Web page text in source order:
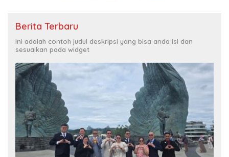
Berita Terbaru
Ini adalah contoh judul deskripsi yang bisa anda isi dan
sesuaikan pada widget